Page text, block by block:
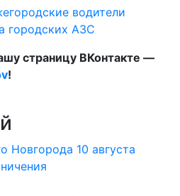
водители
городских АЗС
страницу ВКонтакте —
!